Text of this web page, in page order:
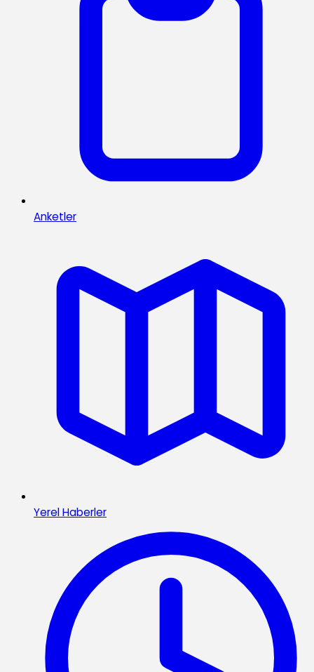
Anketler
Yerel Haberler